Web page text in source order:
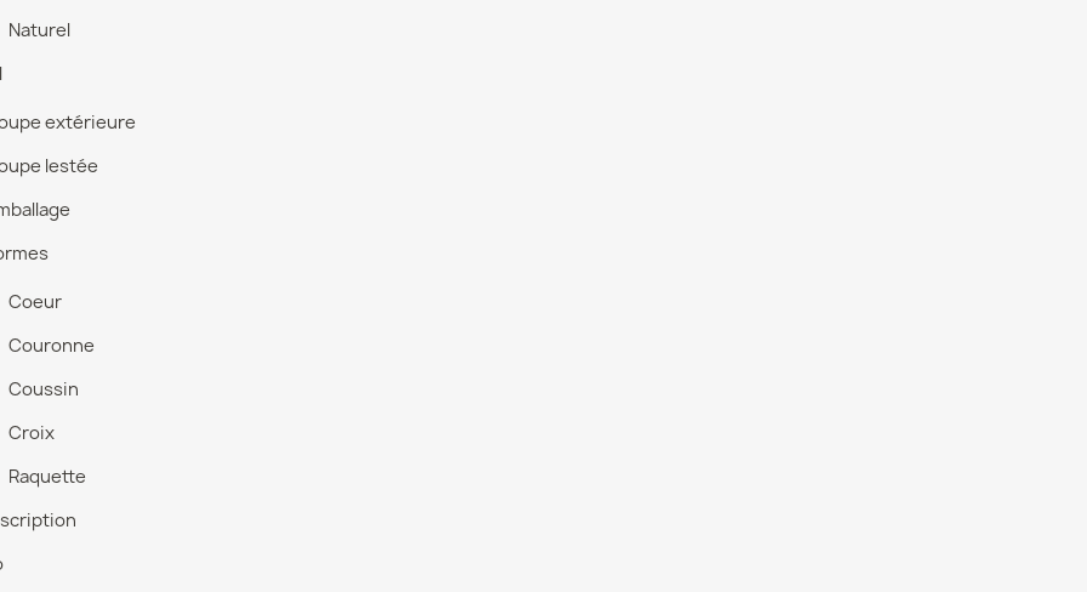
Naturel
extérieure
lestée
Coeur
Couronne
Coussin
Croix
Raquette